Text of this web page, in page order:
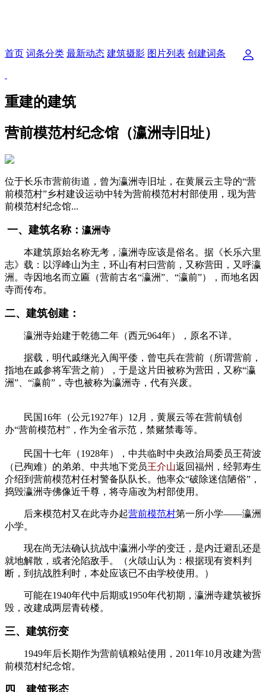
首页 词条分类 最新动态 建筑摄影 图片列表 创建词条
重建的建筑
营前模范村纪念馆（瀛洲寺旧址）
位于长乐市营前街道，曾为瀛洲寺旧址，在黄展云主导的“营
前模范村”乡村建设运动中转为营前模范村村部使用，现为营
前模范村纪念馆...
一、建筑名称： 瀛洲寺
本建筑原始名称无考， 瀛洲寺应该是俗名 。据《长乐六里
志》载：以浮峰山为主，环山有村曰营前，又称营田，又呼瀛
洲。 寺因地名而立匾（营前古名“瀛洲”、“瀛前”），而地名因
寺而传布。
二、建筑创建：
瀛洲寺始建于乾德二年（西元964年），原名不详。
据载，明代戚继光入闽平倭，曾屯兵在营前（所谓营前，
指地在戚参将军营之前），于是这片田被称为营田，又称“瀛
洲”、“瀛前”，寺也被称为瀛洲寺，代有兴废。
民国16年（公元1927年）12月，黄展云等在营前镇创
办“营前模范村”，作为全省示范，禁赌禁毒等。
民国十七年（1928年），中共临时中央政治局委员王荷波
（已殉难） 的弟弟、 中共地下党员王介山返回福州，经郭寿生
介绍到营前模范村任村警备队队长。他率众“破除迷信陋俗”，
捣毁瀛洲寺佛像近千尊，将寺庙改为村部使用。
后来模范村又在此寺办起营前模范村第一所小学——瀛洲
小学。
现在尚无法确认抗战中瀛洲小学的变迁，是内迁避乱还是
就地解散，或者沦陷敌手。（火燄山认为：根据现有资料判
断，到抗战胜利时，本处应该已不由学校使用。）
可能在1940年代中后期或1950年代初期，瀛洲寺建筑被拆
毁，改建成两层青砖楼。
三、建筑衍变
1949年后长期作为营前镇粮站使用， 2011年10月改建为营
前模范村纪念馆。
四、建筑形态